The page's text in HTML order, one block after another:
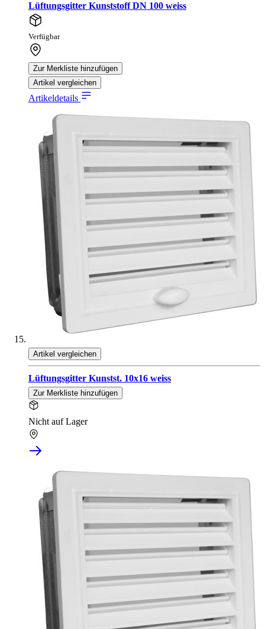
Lüftungsgitter Kunststoff DN 100 weiss
Verfügbar
Zur Merkliste hinzufügen
Artikel vergleichen
Artikeldetails
Artikel vergleichen
Lüftungsgitter Kunstst. 10x16 weiss
Zur Merkliste hinzufügen
Nicht auf Lager